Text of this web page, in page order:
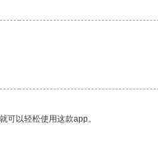
可以轻松使用这款app。